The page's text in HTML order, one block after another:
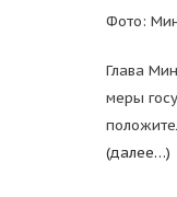
Фото:
Глава
меры
(далее…)